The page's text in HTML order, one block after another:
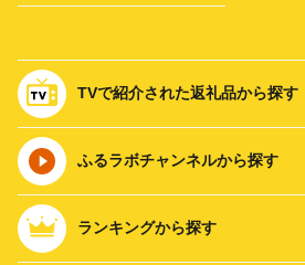
TVで紹介された返礼品から探す
ふるラボチャンネルから探す
ランキングから探す